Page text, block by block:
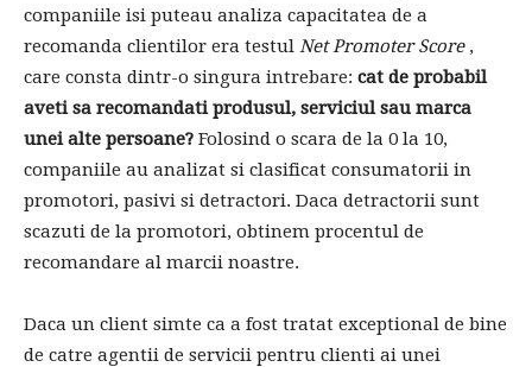
companiile isi puteau analiza capacitatea de a
recomanda clientilor era testul Net Promoter Score,
care consta dintr-o singura intrebare: cat de probabil
aveti sa recomandati produsul, serviciul sau marca
unei alte persoane? Folosind o scara de la 0 la 10,
companiile au analizat si clasificat consumatorii in
promotori, pasivi si detractori. Daca detractorii sunt
scazuti de la promotori, obtinem procentul de
recomandare al marcii noastre.
Daca un client simte ca a fost tratat exceptional de bine
de catre agentii de servicii pentru clienti ai unei